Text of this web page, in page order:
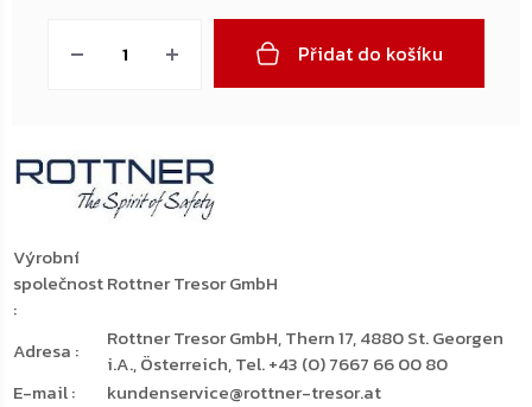
Přidat do košíku
Výrobní
společnost
:
Rottner Tresor GmbH
Adresa :
Rottner Tresor GmbH, Thern 17, 4880 St. Georgen
i.A., Österreich, Tel. +43 (0) 7667 66 00 80
E-mail: kundenservice@rottner-tresor.at